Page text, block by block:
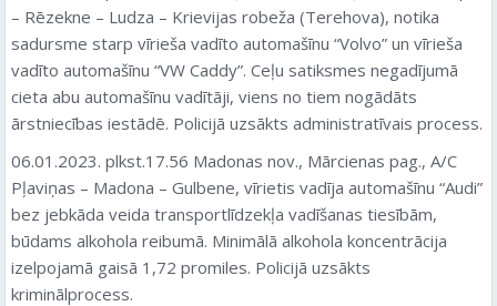
– Rēzekne – Ludza – Krievijas robeža (Terehova), notika
sadursme starp vīrieša vadīto automašīnu “Volvo” un vīrieša
vadīto automašīnu “VW Caddy”. Ceļu satiksmes negadījumā
cieta abu automašīnu vadītāji, viens no tiem nogādāts
ārstniecības iestādē. Policijā uzsākts administratīvais process.
06.01.2023. plkst.17.56 Madonas nov., Mārcienas pag., A/C
Pļaviņas – Madona – Gulbene, vīrietis vadīja automašīnu “Audi”
bez jebkāda veida transportlīdzekļa vadīšanas tiesībām,
būdams alkohola reibumā. Minimālā alkohola koncentrācija
izelpojamā gaisā 1,72 promiles. Policijā uzsākts
kriminālprocess.